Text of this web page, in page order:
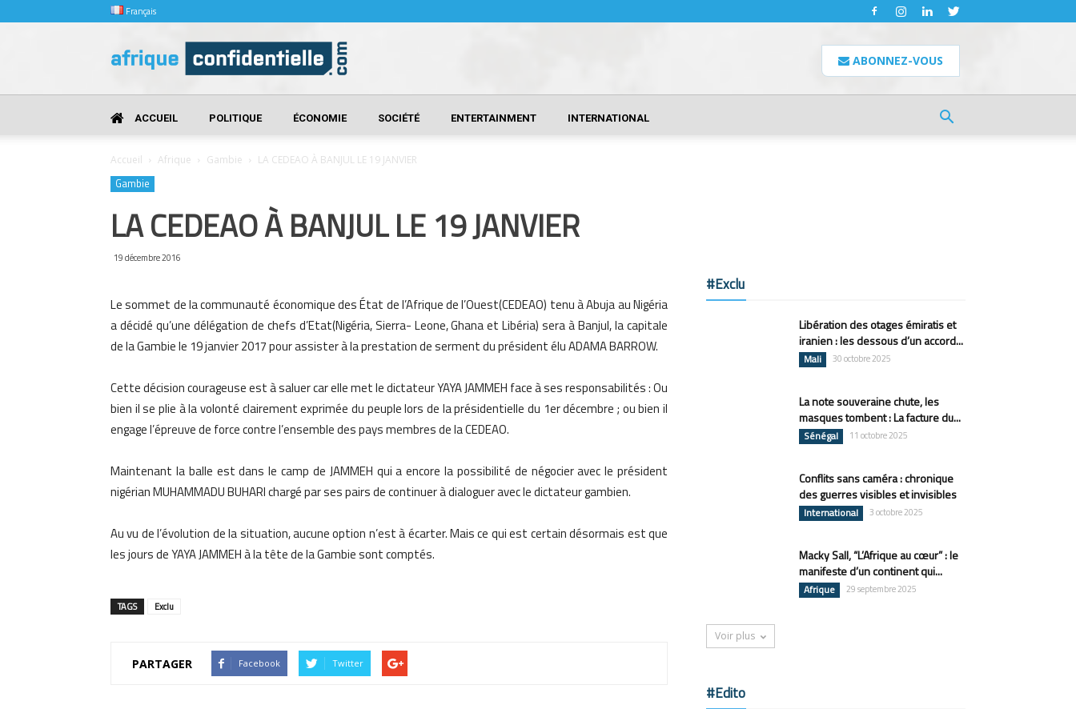
Français
Confidentielle
ABONNEZ-VOUS
ACCUEIL POLITIQUE ÉCONOMIE SOCIÉTÉ ENTERTAINMENT INTERNATIONAL
Accueil Afrique Gambie LA CEDEAO À BANJUL LE 19 JANVIER
Gambie
LA CEDEAO À BANJUL LE 19 JANVIER
19 décembre 2016
Le sommet de la communauté économique des État de l’Afrique de l’Ouest(CEDEAO) tenu à Abuja au Nigéria
a décidé qu’une délégation de chefs d’Etat(Nigéria, Sierra- Leone, Ghana et Libéria) sera à Banjul, la capitale
de la Gambie le 19 janvier 2017 pour assister à la prestation de serment du président élu ADAMA BARROW.
Cette décision courageuse est à saluer car elle met le dictateur YAYA JAMMEH face à ses responsabilités : Ou
bien il se plie à la volonté clairement exprimée du peuple lors de la présidentielle du 1er décembre ; ou bien il
engage l’épreuve de force contre l’ensemble des pays membres de la CEDEAO.
Maintenant la balle est dans le camp de JAMMEH qui a encore la possibilité de négocier avec le président
nigérian MUHAMMADU BUHARI chargé par ses pairs de continuer à dialoguer avec le dictateur gambien.
Au vu de l’évolution de la situation, aucune option n’est à écarter. Mais ce qui est certain désormais est que
les jours de YAYA JAMMEH à la tête de la Gambie sont comptés.
TAGS Exclu
PARTAGER Facebook Twitter
#Exclu
Libération des otages émiratis et
iranien : les dessous d’un accord...
Mali 30 octobre 2025
La note souveraine chute, les
masques tombent : La facture du...
Sénégal 11 octobre 2025
Conflits sans caméra : chronique
des guerres visibles et invisibles
International 3 octobre 2025
Macky Sall, “L’Afrique au cœur” : le
manifeste d’un continent qui...
Afrique 29 septembre 2025
Voir plus
#Edito